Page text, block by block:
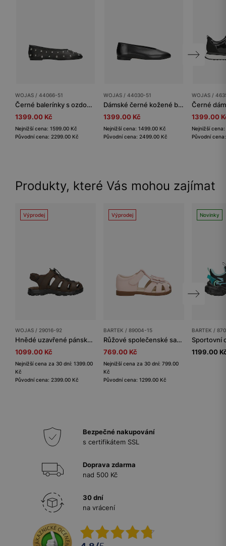
WOJAS / 44066-51
Černé balerínky s ozdobnými cvoky
1399.00 Kč
Nejnižší cena: 1599.00 Kč
Původní cena: 2299.00 Kč
WOJAS / 44030-51
Dámské černé kožené baleríny
1399.00 Kč
Nejnižší cena: 1499.00 Kč
Původní cena: 2499.00 Kč
WOJAS /
1399.00
Nejnižší
Původní
Produkty, které Vás mohou zajímat
Výprodej
WOJAS / 29016-92
Hnědé uzavřené pánské sandály z crazy horse kůže
1099.00 Kč
Nejnižší cena za 30 dní: 1399.00
Kč
Původní cena: 2399.00 Kč
Výprodej
BARTEK / 89004-15
Růžové společenské sandály pro dívky s motýlkem
769.00 Kč
Nejnižší cena za 30 dní: 799.00
Kč
Původní cena: 1299.00 Kč
Novinky
BARTEK /
1199.00
Bezpečné nakupování
s certifikátem SSL
Doprava zdarma
nad 500 Kč
30 dní
na vrácení